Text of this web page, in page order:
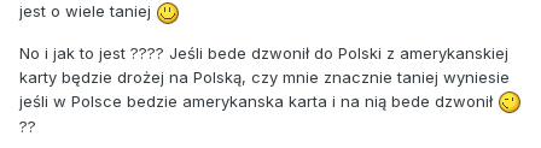
jest o wiele taniej
No i jak to jest ???? Jeśli bede dzwonił do Polski z amerykanskiej
karty będzie drożej na Polską, czy mnie znacznie taniej wyniesie
jeśli w Polsce bedzie amerykanska karta i na nią bede dzwonił
??